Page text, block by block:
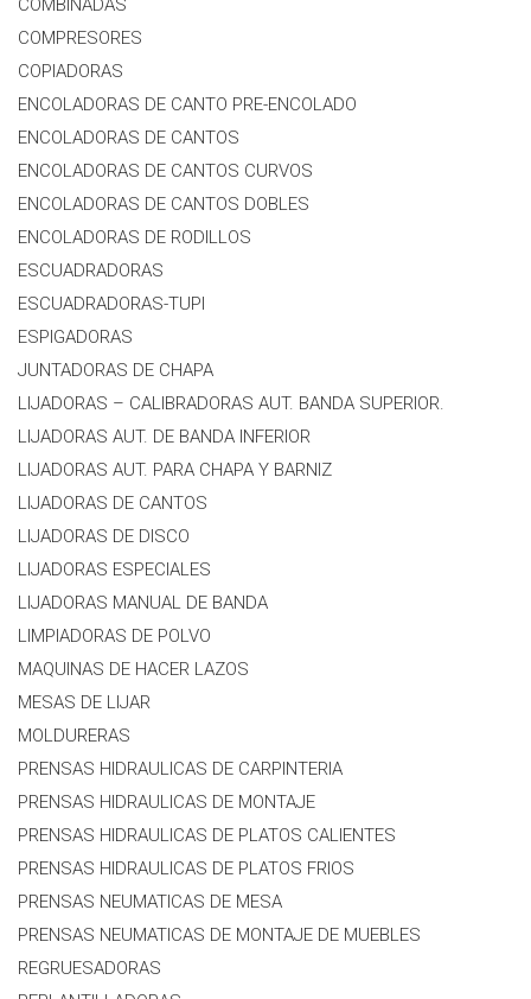
COMBINADAS
COMPRESORES
COPIADORAS
ENCOLADORAS DE CANTO PRE-ENCOLADO
ENCOLADORAS DE CANTOS
ENCOLADORAS DE CANTOS CURVOS
ENCOLADORAS DE CANTOS DOBLES
ENCOLADORAS DE RODILLOS
ESCUADRADORAS
ESCUADRADORAS-TUPI
ESPIGADORAS
JUNTADORAS DE CHAPA
LIJADORAS – CALIBRADORAS AUT. BANDA SUPERIOR.
LIJADORAS AUT. DE BANDA INFERIOR
LIJADORAS AUT. PARA CHAPA Y BARNIZ
LIJADORAS DE CANTOS
LIJADORAS DE DISCO
LIJADORAS ESPECIALES
LIJADORAS MANUAL DE BANDA
LIMPIADORAS DE POLVO
MAQUINAS DE HACER LAZOS
MESAS DE LIJAR
MOLDURERAS
PRENSAS HIDRAULICAS DE CARPINTERIA
PRENSAS HIDRAULICAS DE MONTAJE
PRENSAS HIDRAULICAS DE PLATOS CALIENTES
PRENSAS HIDRAULICAS DE PLATOS FRIOS
PRENSAS NEUMATICAS DE MESA
PRENSAS NEUMATICAS DE MONTAJE DE MUEBLES
REGRUESADORAS